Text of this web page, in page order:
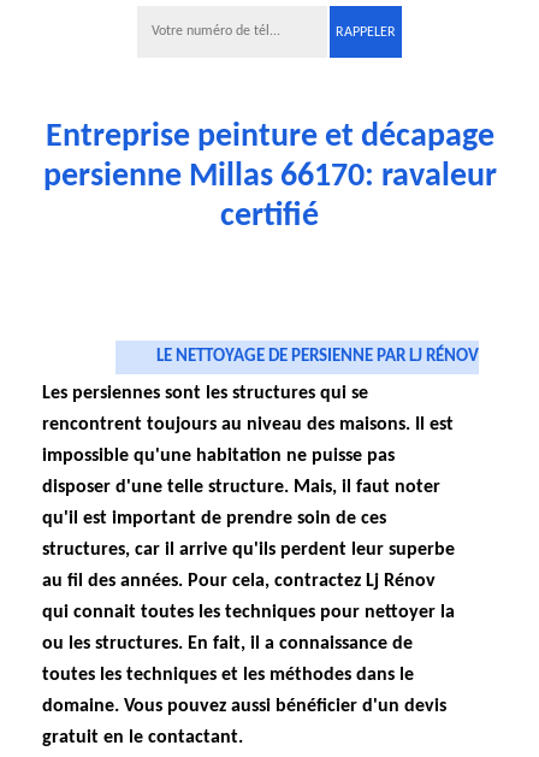
Entreprise peinture et décapage
persienne Millas 66170: ravaleur
certifié
LE NETTOYAGE DE PERSIENNE PAR LJ RÉNOV
Les persiennes sont les structures qui se
rencontrent toujours au niveau des maisons. Il est
impossible qu'une habitation ne puisse pas
disposer d'une telle structure. Mais, il faut noter
qu'il est important de prendre soin de ces
structures, car il arrive qu'ils perdent leur superbe
au fil des années. Pour cela, contractez Lj Rénov
qui connait toutes les techniques pour nettoyer la
ou les structures. En fait, il a connaissance de
toutes les techniques et les méthodes dans le
domaine. Vous pouvez aussi bénéficier d'un devis
gratuit en le contactant.